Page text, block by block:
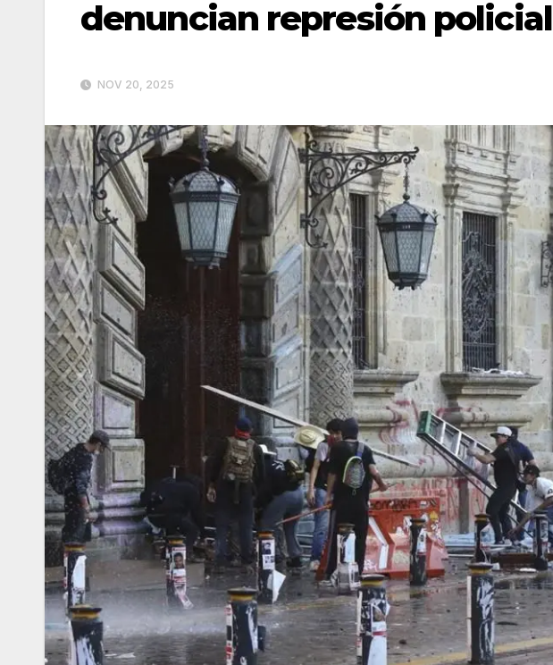
denuncian represión policial
NOV 20, 2025